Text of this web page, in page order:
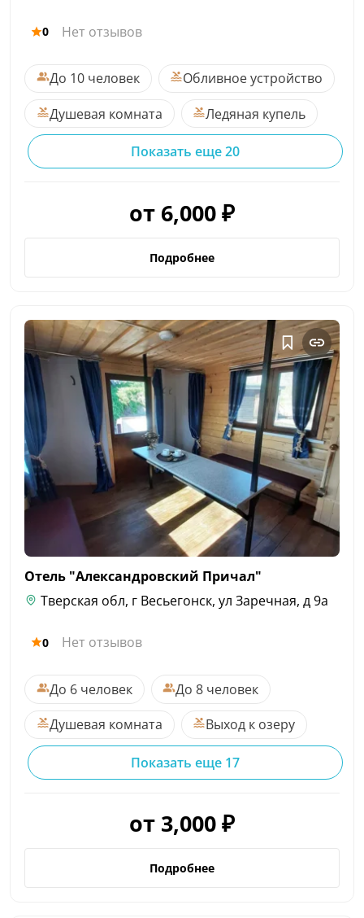
0 Нет отзывов
До 10 человек
Обливное устройство
Душевая комната
Ледяная купель
Показать еще 20
от 6,000 ₽
Подробнее
Отель "Александровский Причал"
Тверская обл, г Весьегонск, ул Заречная, д 9а
0 Нет отзывов
До 6 человек
До 8 человек
Душевая комната
Выход к озеру
Показать еще 17
от 3,000 ₽
Подробнее